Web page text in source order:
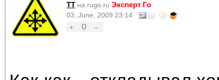
TT на rugo.ru Эксперт Го
03, June, 2009 23:14
+
0 –